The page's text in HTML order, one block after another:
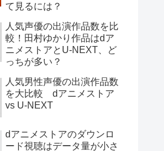
て見るには？
人気声優の出演作品数を比
較！田村ゆかり作品はdア
ニメストアとU-NEXT、ど
っちが多い？
人気男性声優の出演作品数
を大比較 dアニメストア
vs U-NEXT
dアニメストアのダウンロ
ード視聴はデータ量が小さ